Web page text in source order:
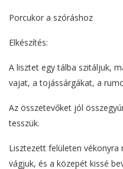
Porcukor a szóráshoz
Elkészítés:
A lisztet egy tálba szitáljuk,
vajat, a tojássárgákat, a
Az összetevőket jól
tesszük.
Lisztezett felületen
vágjuk, és a közepét kissé